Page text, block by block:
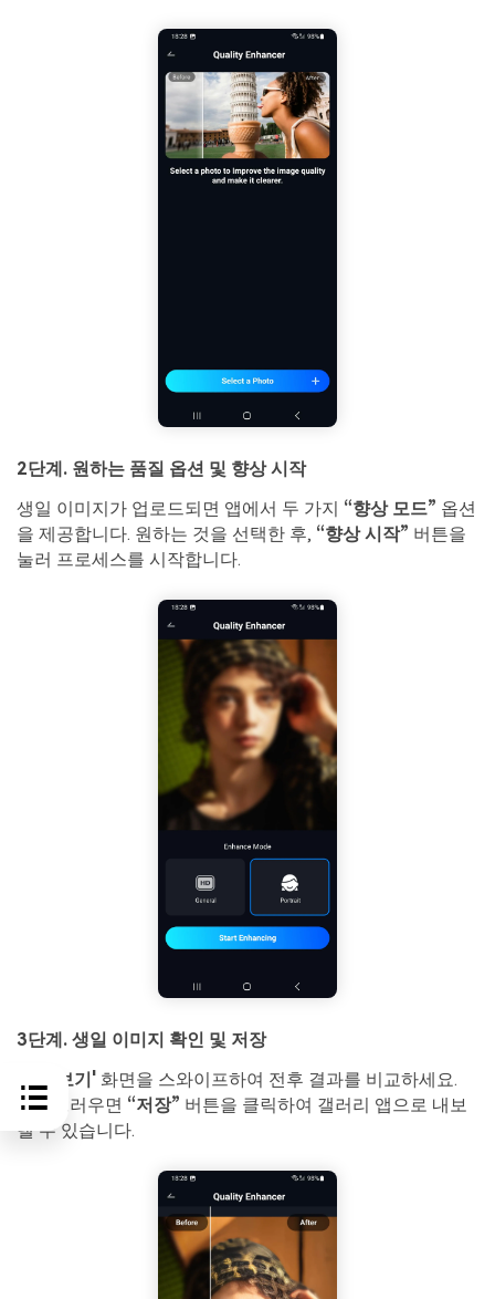
2단계. 원하는 품질 옵션 및 향상 시작
생일 이미지가 업로드되면 앱에서 두 가지 “향상 모드” 옵션
을 제공합니다. 원하는 것을 선택한 후, “향상 시작” 버튼을
눌러 프로세스를 시작합니다.
3단계. 생일 이미지 확인 및 저장
'미리보기' 화면을 스와이프하여 전후 결과를 비교하세요.
만족스러우면 “저장” 버튼을 클릭하여 갤러리 앱으로 내보
낼 수 있습니다.